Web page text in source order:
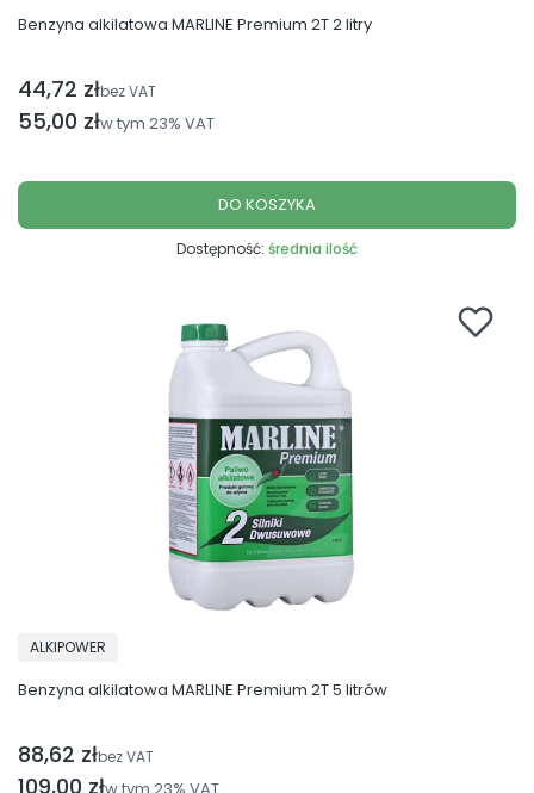
Benzyna alkilatowa MARLINE Premium 2T 2 litry
Cena brutto
55,00 złw tym 23% VAT
Cena netto
44,72 złbez VAT
DO KOSZYKA
Dostępność: średnia ilość
Benzyna alkilatowa MARLINE Premium 2T 5 litrów
PRODUCENT
ALKIPOWER
Cena brutto
109,00 zł
Cena netto
88,62 złbez VAT